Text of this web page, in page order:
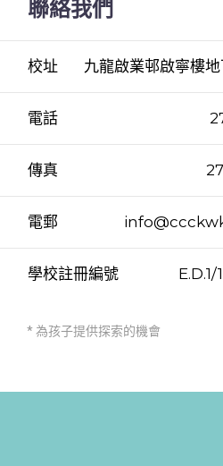
聯絡我們
校址 九龍啟業邨啟寧樓地
電話
傳真
電郵
學校註冊編號
* 為孩子提供探索的機會